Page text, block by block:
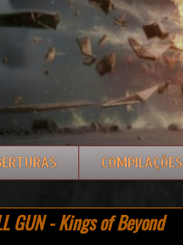
COMPILAÇÕES
GUN - Kings of Beyond